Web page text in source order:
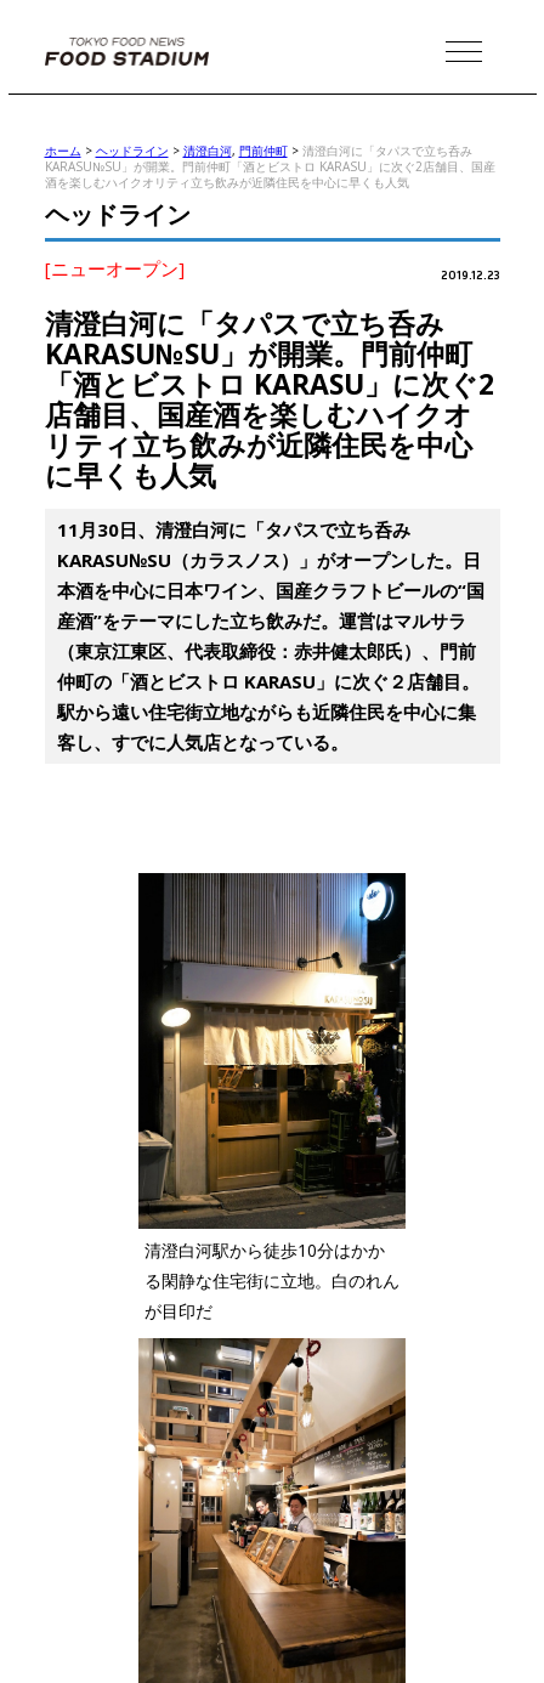
MENU
ホーム > ヘッドライン > 清澄白河, 門前仲町> 清澄白河に「タパスで立ち呑み
KARASU№SU」が開業。門前仲町「酒とビストロ KARASU」に次ぐ2店舗目、国産
酒を楽しむハイクオリティ立ち飲みが近隣住民を中心に早くも人気
ヘッドライン
[ニューオープン] 2019.12.23
清澄白河に「タパスで立ち呑み
KARASU№SU」が開業。門前仲町
「酒とビストロ KARASU」に次ぐ2
店舗目、国産酒を楽しむハイクオ
リティ立ち飲みが近隣住民を中心
に早くも人気
11月30日、清澄白河に「タパスで立ち呑み
KARASU№SU（カラスノス）」がオープンした。日
本酒を中心に日本ワイン、国産クラフトビールの“国
産酒”をテーマにした立ち飲みだ。運営はマルサラ
（東京江東区、代表取締役：赤井健太郎氏）、門前
仲町の「酒とビストロ KARASU」に次ぐ２店舗目。
駅から遠い住宅街立地ながらも近隣住民を中心に集
客し、すでに人気店となっている。
清澄白河駅から徒歩10分はかか
る閑静な住宅街に立地。白のれん
が目印だ